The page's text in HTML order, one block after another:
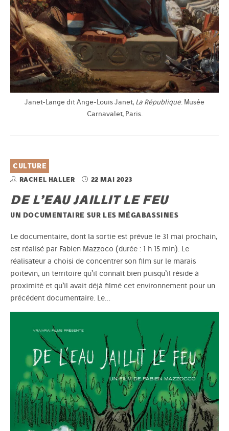
Janet-Lange dit Ange-Louis Janet, La République. Musée
Carnavalet, Paris.
CULTURE
RACHEL HALLER 22 MAI 2023
DE L’EAU JAILLIT LE FEU
UN DOCUMENTAIRE SUR LES MÉGABASSINES
Le documentaire, dont la sortie est prévue le 31 mai prochain,
est réalisé par Fabien Mazzoco (durée : 1 h 15 min). Le
réalisateur a choisi de concentrer son film sur le marais
poitevin, un territoire qu’il connaît bien puisqu’il réside à
proximité et qu’il avait déjà filmé cet environnement pour un
précédent documentaire. Le…